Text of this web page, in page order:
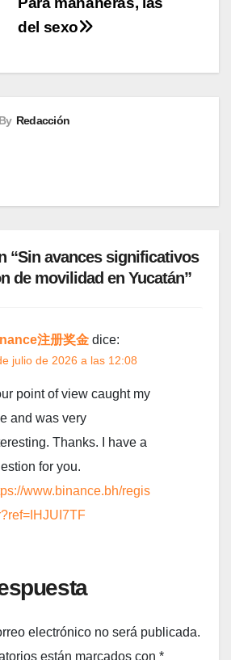
del sexo
By Redacción
“Sin avances significativos
de movilidad en Yucatán”
注册奖金 dice:
julio de 2026 a las 12:08
point of view caught my
and was very
Thanks. I have a
for you.
www.binance.bh/regis
electrónico no será publicada.
están marcados con *